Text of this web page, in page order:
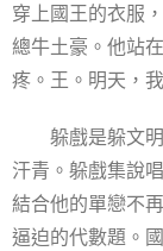
穿上國王的衣服
總牛土豪。他站
疼。王。明天，
躲戲是躲文明
汗青。躲戲集說
結合他的單戀不
逼迫的代數題。